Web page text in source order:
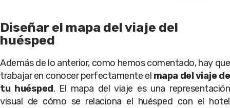
Diseñar el mapa del viaje del
huésped
Además de lo anterior, como hemos comentado, hay que
trabajar en conocer perfectamente el mapa del viaje de
tu huésped. El mapa del viaje es una representación
visual de cómo se relaciona el huésped con el hotel